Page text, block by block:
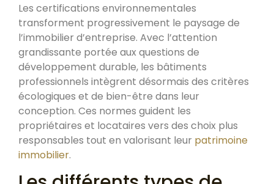
Les certifications environnementales
transforment progressivement le paysage de
l’immobilier d’entreprise. Avec l’attention
grandissante portée aux questions de
développement durable, les bâtiments
professionnels intègrent désormais des critères
écologiques et de bien-être dans leur
conception. Ces normes guident les
propriétaires et locataires vers des choix plus
responsables tout en valorisant leur patrimoine
immobilier.